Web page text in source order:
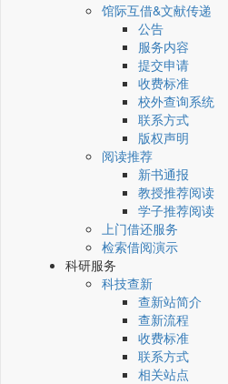
馆际互借&文献传递
公告
服务内容
提交申请
收费标准
校外查询系统
联系方式
版权声明
阅读推荐
新书通报
教授推荐阅读
学子推荐阅读
上门借还服务
检索借阅演示
科研服务
科技查新
查新站简介
查新流程
收费标准
联系方式
相关站点